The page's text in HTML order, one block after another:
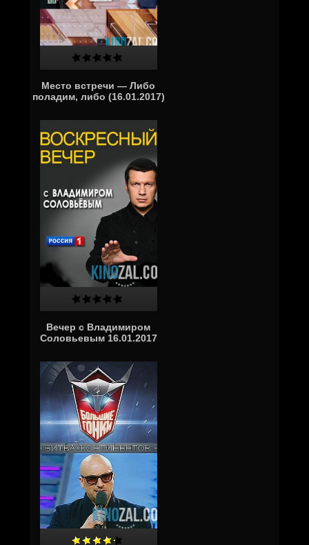
Место встречи — Либо
поладим, либо (16.01.2017)
Вечер с Владимиром
Соловьевым 16.01.2017